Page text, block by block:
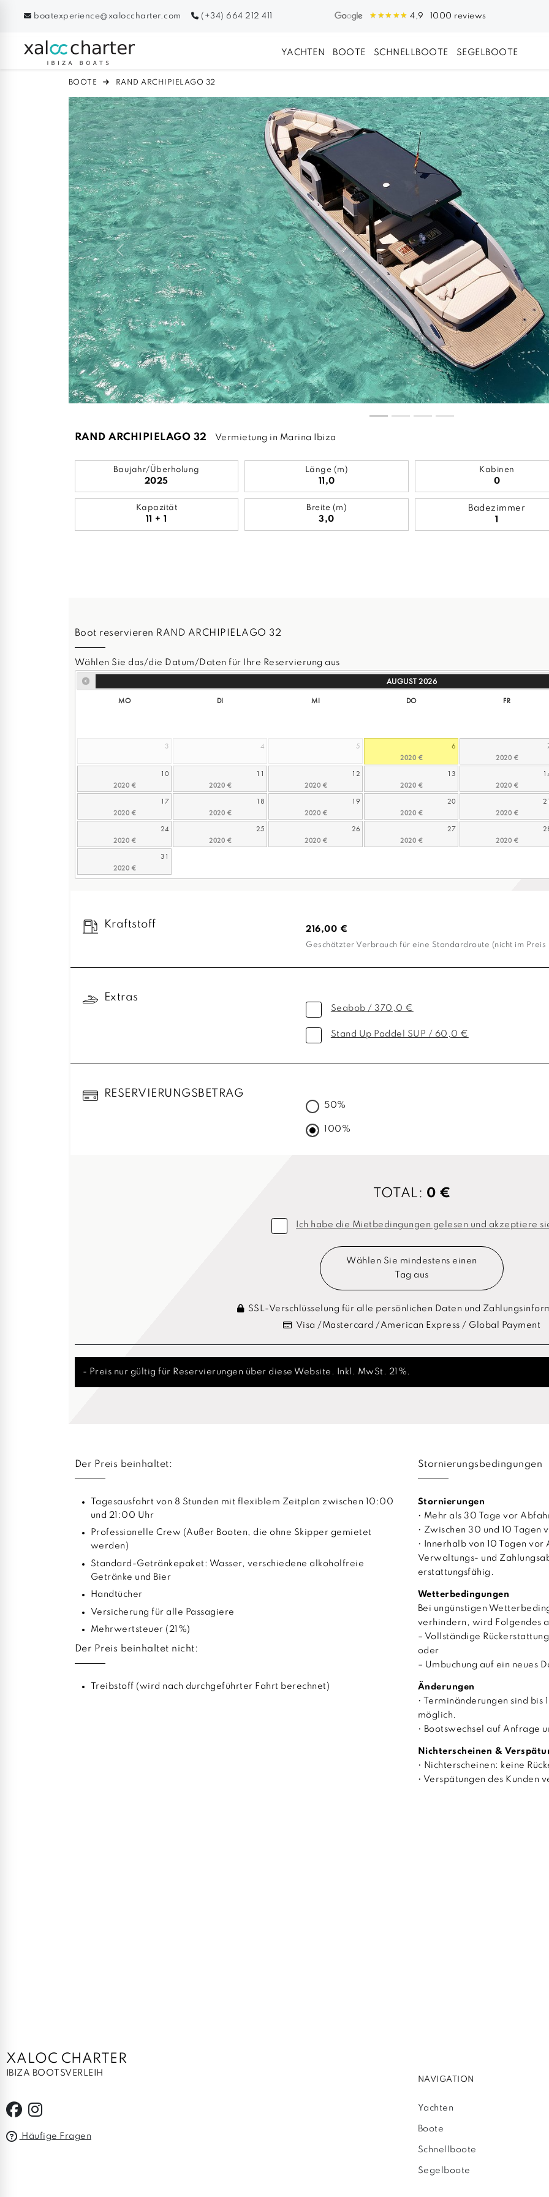
boatexperience@xaloccharter.com (+34) 664 212 411 4,9 1000 reviews
YACHTEN BOOTE SCHNELLBOOTE SEGELBOOTE
BOOTE RAND ARCHIPIELAGO 32
Previous
RAND ARCHIPIELAGO 32 Vermietung in Marina Ibiza
Baujahr/Überholung
2025
Länge (m)
11,0
Kabinen
0
Kapazität
11 + 1
Breite (m)
3,0
Badezimmer
1
Boot reservieren RAND ARCHIPIELAGO 32
Wählen Sie das/die Datum/Daten für Ihre Reservierung aus
AUGUST 2026
MO DI MI DO FR
3 4 5 6
10 11 12 13
17 18 19 20 21
24 25 26 27
31
Kraftstoff 216,00 €
Geschätzter Verbrauch für eine Standardroute (nicht im
Extras
Seabob / 370,0 €
Stand Up Paddel SUP / 60,0 €
RESERVIERUNGSBETRAG
50%
100%
TOTAL: 0 €
Ich habe die Mietbedingungen gelesen und akzeptiere
Wählen Sie mindestens einen
Tag aus
SSL-Verschlüsselung für alle persönlichen Daten und
Visa /Mastercard /American Express / Global Payment
- Preis nur gültig für Reservierungen über diese Website. Inkl. MwSt. 21%.
Der Preis beinhaltet:
Tagesausfahrt von 8 Stunden mit flexiblem Zeitplan zwischen 10:00
und 21:00 Uhr
Professionelle Crew (Außer Booten, die ohne Skipper gemietet
werden)
Standard-Getränkepaket: Wasser, verschiedene alkoholfreie
Getränke und Bier
Handtücher
Versicherung für alle Passagiere
Mehrwertsteuer (21%)
Der Preis beinhaltet nicht:
Treibstoff (wird nach durchgeführter Fahrt berechnet)
Stornierungsbedingungen
Stornierungen
• Mehr als 30 Tage vor
• Zwischen 30 und 10 Tagen
• Innerhalb von 10 Tagen
Verwaltungs- und
erstattungsfähig.
Wetterbedingungen
Bei ungünstigen
verhindern, wird Folgendes
– Vollständige
oder
– Umbuchung auf ein neues
Änderungen
• Terminänderungen sind
möglich.
• Bootswechsel auf Anfrage
Nichterscheinen &
• Nichterscheinen: keine
• Verspätungen des Kunden
XALOC CHARTER
IBIZA BOOTSVERLEIH
Häufige Fragen
NAVIGATION
Yachten
Boote
Schnellboote
Segelboote